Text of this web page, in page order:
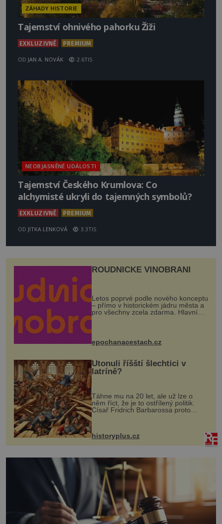
ZÁHADY HISTORIE
Tajemství ohnivého pahorku Žiži
EXKLUZIVNĚ PREMIUM
OD JAN A. NOVÁK 2.6TIS
NEOBJASNĚNÉ UDÁLOSTI
Tajemství Českého Krumlova: Co
alchymisté ukryli do tajemných symbolů?
EXKLUZIVNĚ PREMIUM
OD JITKA LENKOVÁ 3.3TIS
ROUDNICKÉ VINOBRANÍ
Letos poprvé podle nového konceptu
– přímo v historickém jádru města a
pro všechny zcela zdarma. Hlavní
program se odehraje na Karlově a
mohou těšit na víno, burčák, pes...
epochanacestach.cz
Utonuli říšští šlechtici v
latríně?
Táhne mu na 20 let, ale už lze o
něm říct, že je to ostřílený politik.
Císař Fridrich Barbarossa proto
posílá svého syna a dědice Jindřicha
VI. do Erfurtu, aby se stal
prostředníkem při řešení sporu m...
historyplus.cz